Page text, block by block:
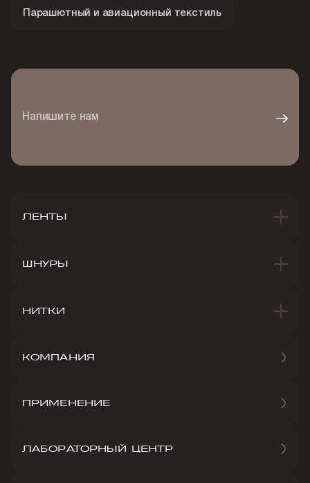
Парашютный и авиационный текстиль
Напишите нам
КОМПАНИЯ
ПРИМЕНЕНИЕ
ЛАБОРАТОРНЫЙ ЦЕНТР
ЛЕНТЫ
ШНУРЫ
НИТКИ